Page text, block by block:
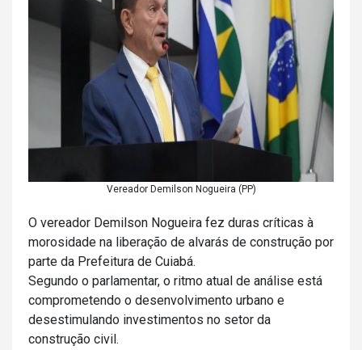
Vereador Demilson Nogueira (PP)
O vereador Demilson Nogueira fez duras críticas à
morosidade na liberação de alvarás de construção por
parte da Prefeitura de Cuiabá.
Segundo o parlamentar, o ritmo atual de análise está
comprometendo o desenvolvimento urbano e
desestimulando investimentos no setor da
construção civil.